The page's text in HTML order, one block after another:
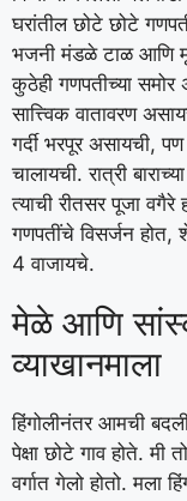
घरांतील छोटे छोटे
भजनी मंडळे टाळ आणि
कुठेही गणपतीच्या
सात्त्विक वातावरण
गर्दी भरपूर असायची,
चालायची. रात्री
त्याची रीतसर पूजा
गणपतींचे विसर्जन होत,
4 वाजायचे.
मेळे आणि
व्याखानमाला
हिंगोलीनंतर आमची
पेक्षा छोटे गाव होते. मी
वर्गात गेलो होतो. मला